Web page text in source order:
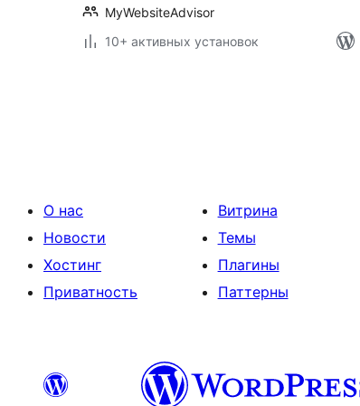
MyWebsiteAdvisor
10+ активных установок
О нас
Новости
Хостинг
Приватность
Витрина
Темы
Плагины
Паттерны